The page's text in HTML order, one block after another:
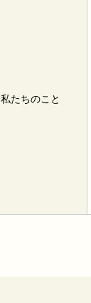
私たちのこと